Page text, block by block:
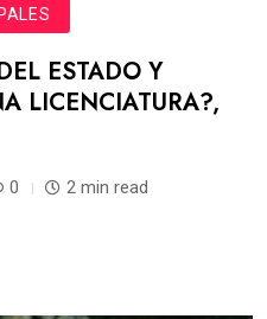
ESTADO Y
LICENCIATURA?,
0 2 min read